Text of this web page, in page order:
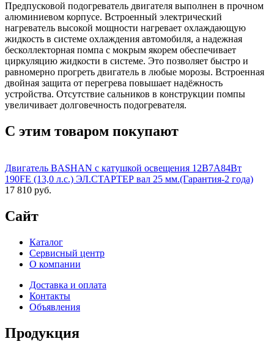
Предпусковой подогреватель двигателя выполнен в прочном
алюминиевом корпусе. Встроенный электрический
нагреватель высокой мощности нагревает охлаждающую
жидкость в системе охлаждения автомобиля, а надежная
бесколлекторная помпа с мокрым якорем обеспечивает
циркуляцию жидкости в системе. Это позволяет быстро и
равномерно прогреть двигатель в любые морозы. Встроенная
двойная защита от перегрева повышает надёжность
устройства. Отсутствие сальников в конструкции помпы
увеличивает долговечность подогревателя.
С этим товаром покупают
Двигатель BASHAN с катушкой освещения 12В7А84Вт
190FE (13,0 л.с.) ЭЛ.СТАРТЕР вал 25 мм.(Гарантия-2 года)
17 810 руб.
Сайт
Каталог
Сервисный центр
О компании
Доставка и оплата
Контакты
Объявления
Продукция